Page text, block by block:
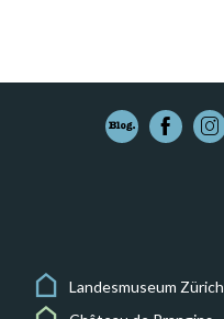
Landesmuseum Zürich